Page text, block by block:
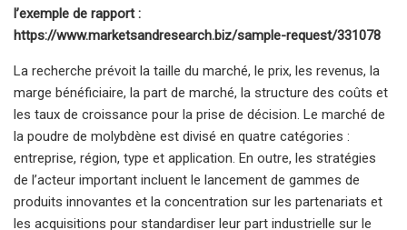
l’exemple de rapport :
https://www.marketsandresearch.biz/sample-request/331078
La recherche prévoit la taille du marché, le prix, les revenus, la
marge bénéficiaire, la part de marché, la structure des coûts et
les taux de croissance pour la prise de décision. Le marché de
la poudre de molybdène est divisé en quatre catégories :
entreprise, région, type et application. En outre, les stratégies
de l’acteur important incluent le lancement de gammes de
produits innovantes et la concentration sur les partenariats et
les acquisitions pour standardiser leur part industrielle sur le